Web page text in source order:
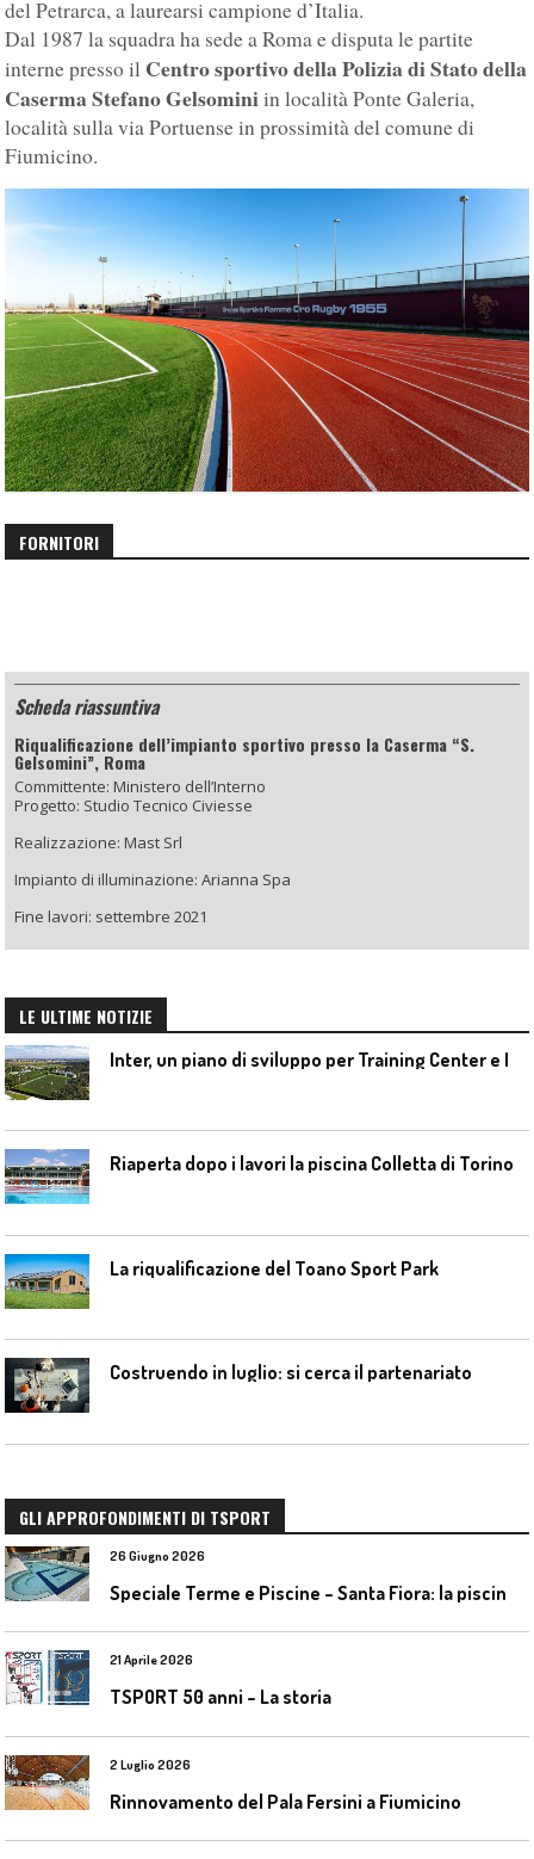
del Petrarca, a laurearsi campione d’Italia.
Dal 1987 la squadra ha sede a Roma e disputa le partite
interne presso il Centro sportivo della Polizia di Stato della
Caserma Stefano Gelsominiin località Ponte Galeria,
località sulla via Portuense in prossimità del comune di
Fiumicino.
FORNITORI
Scheda riassuntiva
Riqualificazione dell’impianto sportivo presso la Caserma “S.
Gelsomini”, Roma
Committente: Ministero dell’Interno
Progetto: Studio Tecnico Civiesse
Realizzazione: Mast Srl
Impianto di illuminazione: Arianna Spa
Fine lavori: settembre 2021
LE ULTIME NOTIZIE
Riaperta dopo i lavori la piscina Colletta di Torino
La riqualificazione del Toano Sport Park
Costruendo in luglio: si cerca il partenariato
GLI APPROFONDIMENTI DI TSPORT
26 Giugno 2026
21 Aprile 2026
TSPORT 50 anni – La storia
2 Luglio 2026
Rinnovamento del Pala Fersini a Fiumicino